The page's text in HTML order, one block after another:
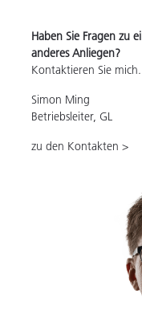
Haben Sie Fragen zu
anderes Anliegen?
Kontaktieren Sie
Simon Ming
Betriebsleiter, GL
zu den Kontakten >